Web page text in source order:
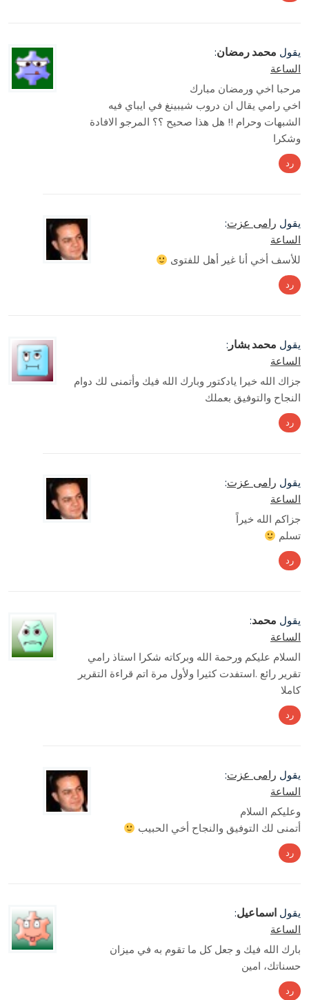
يقول محمد رمضان:
الساعة
مرحبا اخي ورمضان مبارك
اخي رامي يقال ان دروب شيبينغ في ايباي فيه
الشبهات وحرام !! هل هذا صحيح ؟؟ المرجو الافادة
وشكرا
رد
يقول رامى عزت:
الساعة
للأسف أخي أنا غير أهل للفتوى
رد
يقول محمد بشار:
الساعة
جزاك الله خيرا يادكتور وبارك الله فيك وأتمنى لك دوام
النجاح والتوفيق بعملك
رد
يقول رامى عزت:
الساعة
جزاكم الله خيراً
تسلم
رد
يقول محمد:
الساعة
السلام عليكم ورحمة الله وبركاته شكرا استاذ رامي
تقرير رائع .استفدت كثيرا ولأول مرة اتم قراءة التقرير
كاملا
رد
يقول رامى عزت:
الساعة
وعليكم السلام
أتمنى لك التوفيق والنجاح أخي الحبيب
رد
يقول اسماعيل:
الساعة
بارك الله فيك و جعل كل ما تقوم به في ميزان
حسناتك، امين
رد